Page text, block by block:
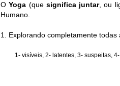
OYoga (que significa juntar, ou
Humano.
1. Explorando completamente
1- visíveis, 2- latentes, 3- suspeitas,